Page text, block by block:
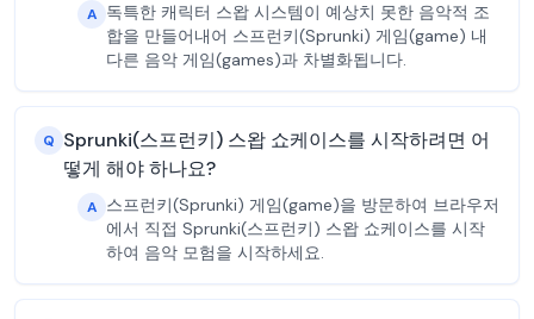
A 독특한 캐릭터 스왑 시스템이 예상치 못한 음악적 조
합을 만들어내어 스프런키(Sprunki) 게임(game) 내
다른 음악 게임(games)과 차별화됩니다.
Q Sprunki(스프런키) 스왑 쇼케이스를 시작하려면 어
떻게 해야 하나요?
A 스프런키(Sprunki) 게임(game)을 방문하여 브라우저
에서 직접 Sprunki(스프런키) 스왑 쇼케이스를 시작
하여 음악 모험을 시작하세요.